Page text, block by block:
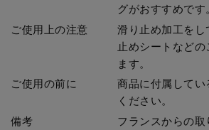
グがおすすめです
ご使用上の注意
滑り止め加工をし
止めシートなど
ます。
ご使用の前に
商品に付属して
ください。
備考
フランスからの